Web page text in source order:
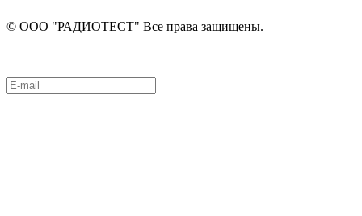
© ООО "РАДИОТЕСТ" Все права защищены.